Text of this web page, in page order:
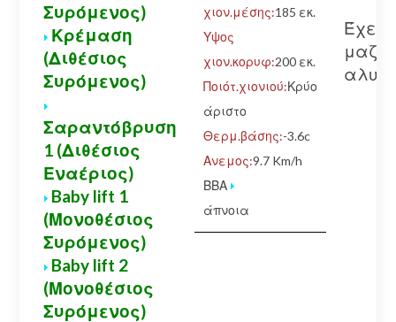
Συρόμενος)
Κρέμαση
(Διθέσιος
Συρόμενος)
Σαραντόβρυση
1 (Διθέσιος
Εναέριος)
Baby lift 1
(Μονοθέσιος
Συρόμενος)
Baby lift 2
(Μονοθέσιος
Συρόμενος)
χιον.μέσης:185 εκ.
Υψος
χιον.κορυφ:200 εκ.
Ποιότ.χιονιού:Κρύο
άριστο
Θερμ.βάσης:-3.6c
Ανεμος:9.7 Km/h
ΒΒΑ
άπνοια
Έχετε
μαζί